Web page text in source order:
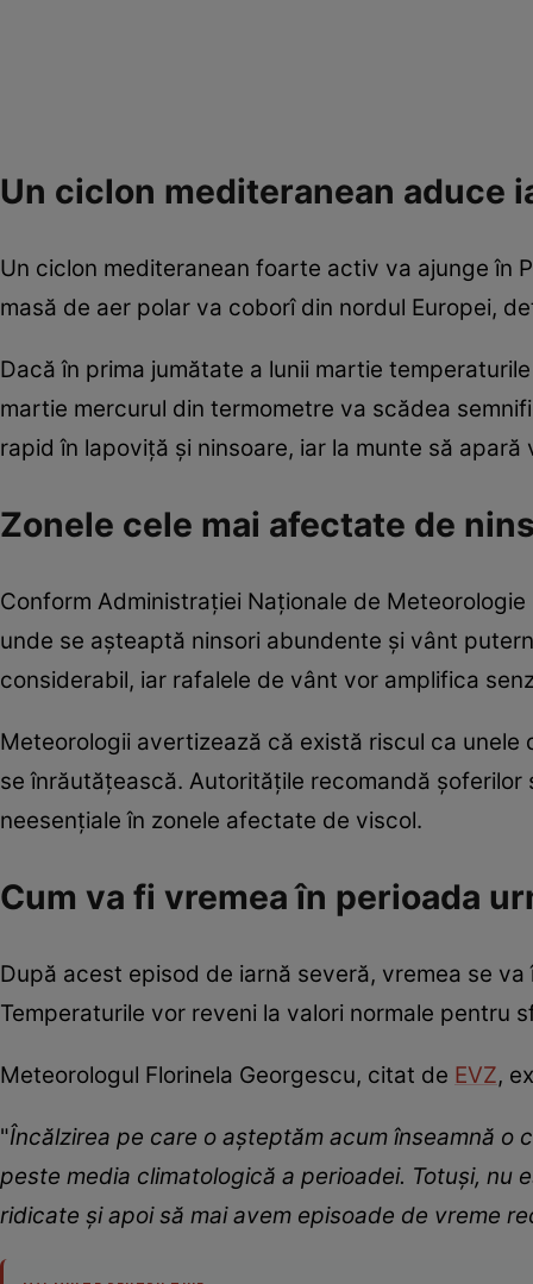
Un ciclon mediteranean aduce
Un ciclon mediteranean foarte activ va ajunge în
masă de aer polar va coborî din nordul Europei,
Dacă în prima jumătate a lunii martie
martie mercurul din termometre va scădea
rapid în lapoviță și ninsoare, iar la munte să apară
Zonele cele mai afectate de
Conform Administrației Naționale de
unde se așteaptă ninsori abundente și vânt
considerabil, iar rafalele de vânt vor amplifica
Meteorologii avertizează că există riscul ca
se înrăutățească. Autoritățile recomandă
neesențiale în zonele afectate de viscol.
Cum va fi vremea în perioada
După acest episod de iarnă severă, vremea se
Temperaturile vor reveni la valori normale pentru
Meteorologul Florinela Georgescu, citat de EVZ,
"Încălzirea pe care o aşteptăm acum înseamnă
peste media climatologică a perioadei. Totuși,
ridicate și apoi să mai avem episoade de vreme